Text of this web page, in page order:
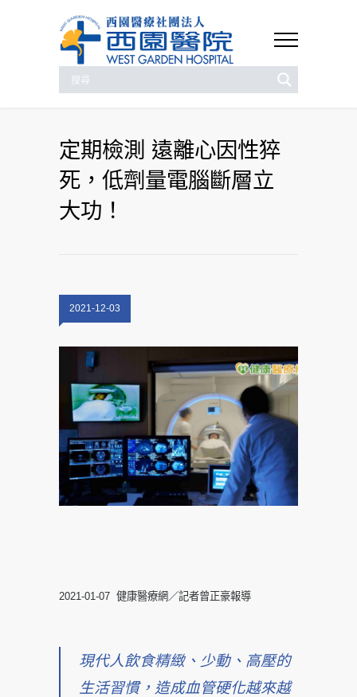
定期檢測 遠離心因性猝
死，低劑量電腦斷層立
大功！
2021-12-03
2021-01-07 健康醫療網／記者曾正豪報導
現代人飲食精緻、少動、高壓的
生活習慣，造成血管硬化越來越